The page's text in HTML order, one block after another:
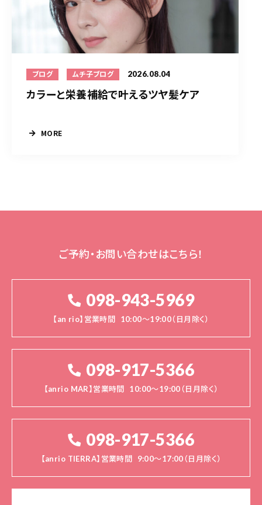
ブログ ムチ子ブログ 2026.08.04
カラーと栄養補給で叶えるツヤ髪ケア
MORE
ご予約・お問い合わせはこちら！
098-943-5969
【an rio】営業時間 10:00～19:00（日月除く）
098-917-5366
【anrio MAR】営業時間 10:00～19:00（日月除く）
098-917-5366
【anrio TIERRA】営業時間 9:00～17:00（日月除く）